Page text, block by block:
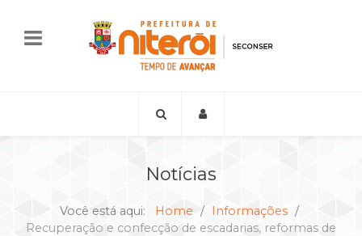
Notícias
Você está aqui: Home
Informações
Recuperação e confecção de escadarias, reformas de